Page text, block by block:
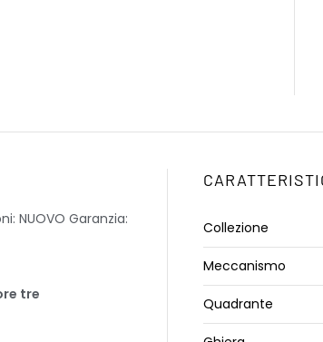
NUOVO Garanzia:
tre
Collezione
Meccanismo
Quadrante